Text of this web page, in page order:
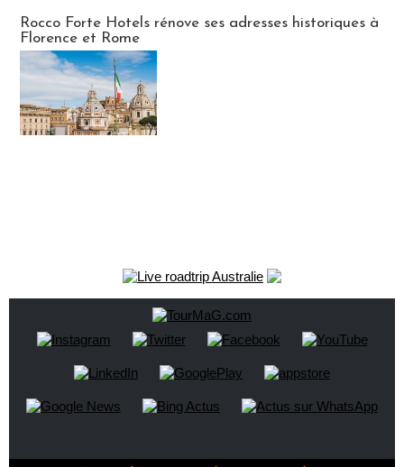
Rocco Forte Hotels rénove ses adresses historiques à
Florence et Rome